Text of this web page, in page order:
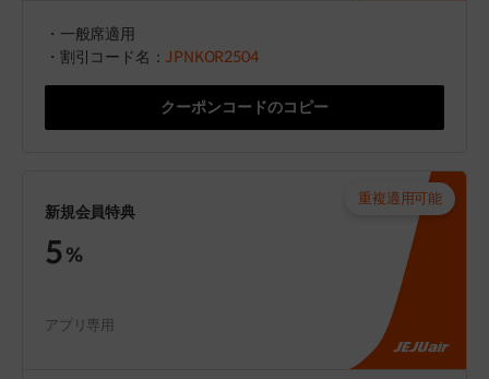
・一般席適用
・割引コード名： JPNKOR2504
クーポンコードのコピー
新規会員特典
5%
アプリ専用
重複適用可能